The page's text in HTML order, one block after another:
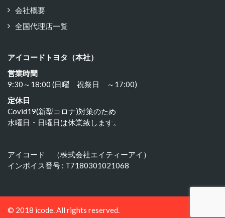
会社概要
全国代理店一覧
アイコードトヨタ（本社）
営業時間
9:30～18:00 (日曜 祝祭日 ～17:00)
定休日
Covid19(新型コロナ)対策のため
水曜日・日曜日は休業致します。
アイコード （株式会社エイティーアイ）
インボイス番号 : T7180301021068
© 2018 icode. All rights reserved.